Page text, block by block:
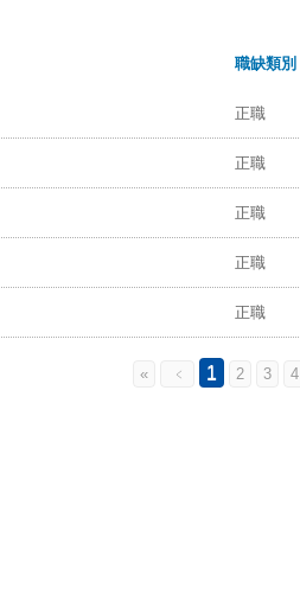
職缺類別
正職
正職
正職
正職
正職
« ﹤ 1 2 3 4